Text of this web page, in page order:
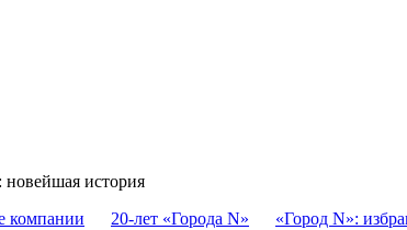
новейшая история
компании 20-лет «Города N» «Город N»: